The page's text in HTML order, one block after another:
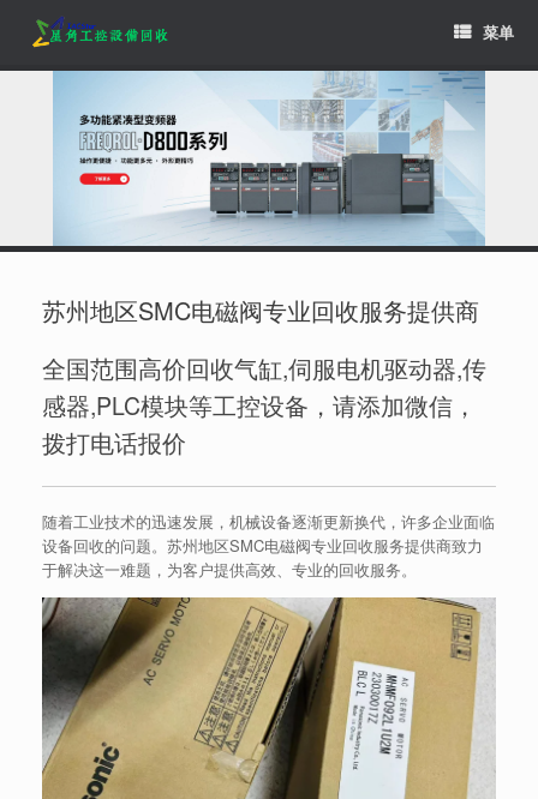
content
菜单
苏州地区SMC电磁阀专业回收服务提供商
全国范围高价回收气缸,伺服电机驱动器,传
感器,PLC模块等工控设备，请添加微信，
拨打电话报价
随着工业技术的迅速发展，机械设备逐渐更新换代，许多企业面临
设备回收的问题。苏州地区SMC电磁阀专业回收服务提供商致力
于解决这一难题，为客户提供高效、专业的回收服务。